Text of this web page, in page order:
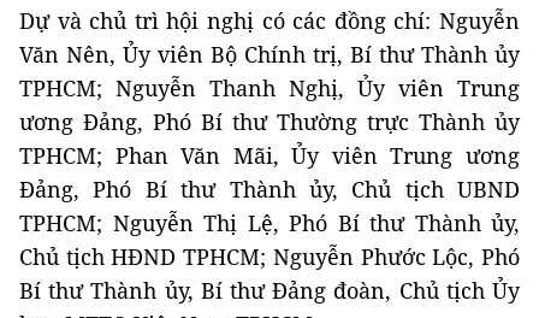
Dự và chủ trì hội nghị có các đồng chí: Nguyễn
Văn Nên, Ủy viên Bộ Chính trị, Bí thư Thành ủy
TPHCM; Nguyễn Thanh Nghị, Ủy viên Trung
ương Đảng, Phó Bí thư Thường trực Thành ủy
TPHCM; Phan Văn Mãi, Ủy viên Trung ương
Đảng, Phó Bí thư Thành ủy, Chủ tịch UBND
TPHCM; Nguyễn Thị Lệ, Phó Bí thư Thành ủy,
Chủ tịch HĐND TPHCM; Nguyễn Phước Lộc, Phó
Bí thư Thành ủy, Bí thư Đảng đoàn, Chủ tịch Ủy